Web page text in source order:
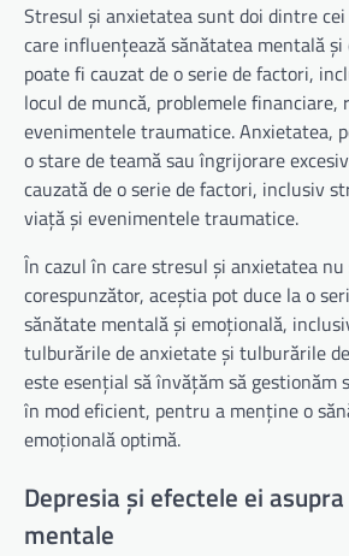
Stresul și anxietatea sunt doi dintre
care influențează sănătatea mentală
poate fi cauzat de o serie de factori,
locul de muncă, problemele
evenimentele traumatice. Anxietatea,
o stare de teamă sau îngrijorare
cauzată de o serie de factori, inclusiv
viață și evenimentele traumatice.
În cazul în care stresul și anxietatea
corespunzător, aceștia pot duce la o
sănătate mentală și emoțională,
tulburările de anxietate și tulburările
este esențial să învățăm să gestionăm
în mod eficient, pentru a menține o
emoțională optimă.
Depresia și efectele ei
mentale